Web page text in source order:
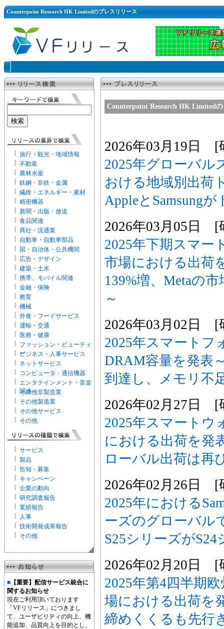
Counterpoint Research HK Limitedのプレスリリース
旅行・観光・地域情報
不動産
農林水産
鉄鋼・非鉄・金属
繊維・エネルギー・素材
精密機器
新聞・出版・放送
食品関連
商社・流通業
自動車・自動車部品
国・自治体・公共機関
広告・デザイン
建築・土木
携帯、モバイル関連
金融・保険
教育
機械
外食・フードサービス
運輸・交通
医療・健康
ファッション・ビューティ
ー
ビジネス・人事サービス
ネットサービス
コンピュータ・通信機器
エンタテインメント・音楽
関連
その他非製造業
その他製造業
その他サービス
その他
サービス
製品
告知・募集
キャンペーン
企業の動向
研究調査報告
業績報告
人事
技術開発成果報告
その他
■ 【重要】配信サービス統合に
関するお知らせ
現在ご利用頂いております
「VFリリース」につきまし
て、ユーザビリティの向上、機
能追加、品質向上を目的とし、
Counterpoint Research HK Limited
2026年03月19日 [
2025年グローバル
おける地域別出荷
AppleとSamsung
2026年03月05日 [
2025年下期スマー
市場における出荷
139%増、Metaの
～
2026年03月02日 [
2025年スマートフ
DRAM容量を発表
到達し、メモリ不
2026年02月27日 [
2025年スマートウ
における出荷を発
ローバル出荷は再
2026年02月26日 [
2025年における
ーズのグローバル
S25シリーズが
2026年02月20日 [
2025年第4四半期
場における出荷を
締めくくるも先行